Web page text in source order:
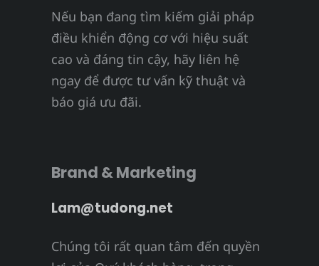
Nếu bạn đang tìm kiếm giải pháp
điều khiển động cơ với hiệu suất
cao và đáng tin cậy, hãy liên hệ
ngay để được tư vấn kỹ thuật và
báo giá ưu đãi.
Brand & Marketing
Lam@tudong.net
Chúng tôi rất quan tâm đến quyền